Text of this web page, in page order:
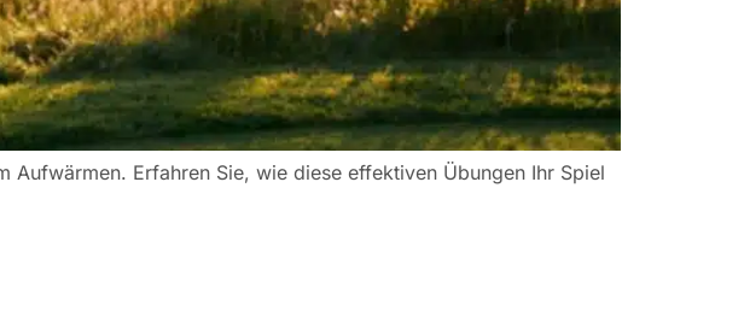
Erfahren Sie, wie diese effektiven Übungen Ihr Spiel